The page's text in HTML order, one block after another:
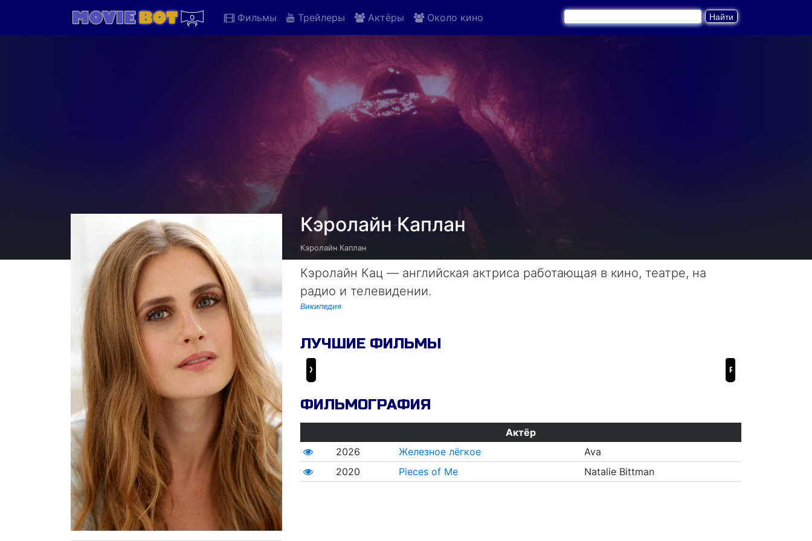
Фильмы Трейлеры Актёры Около кино
Кэролайн Каплан
Кэролайн Каплан
Кэролайн Кац — английская актриса работающая в кино, театре, на
радио и телевидении.
Википедия
ЛУЧШИЕ ФИЛЬМЫ
ФИЛЬМОГРАФИЯ
Актёр
2026
Железное лёгкое
Ava
2020
Pieces of Me Natalie Bittman